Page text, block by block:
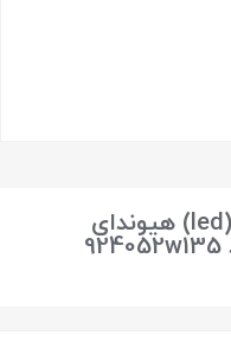
خطر عقب روی صندوق چپ (led) هیوندای